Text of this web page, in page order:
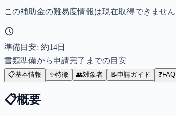
この補助金の難易度情報は現在取得できません
準備目安: 約14日
書類準備から申請完了までの目安
📋基本情報 ✨特徴 👥対象者 📝申請ガイド ❓FAQ
📋概要